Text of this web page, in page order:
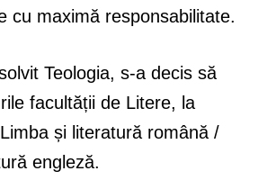
cu maximă responsabilitate.
Teologia, s-a decis să
facultății de Litere, la
și literatură română /
engleză.